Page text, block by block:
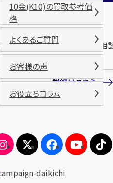
催事買取
査定無料 / 来場無料 / 相
詳細はこちら
10金(K10)の買取参考価
格
よくあるご質問
お客様の声
お役立ちコラム